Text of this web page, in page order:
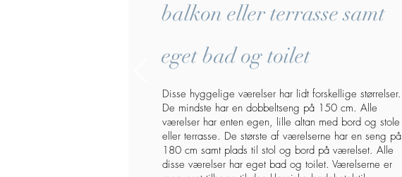
balkon eller terrasse samt
eget bad og toilet
Disse hyggelige værelser har lidt forskellige størrelser.
De mindste har en dobbeltseng på 150 cm. Alle
værelser har enten egen, lille altan med bord og stole
eller terrasse. De største af værelserne har en seng på
180 cm samt plads til stol og bord på værelset. Alle
disse værelser har eget bad og toilet. Værelserne er